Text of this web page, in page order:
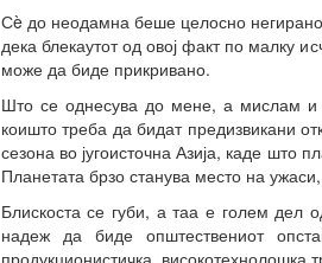
Сè до неодамна беше целосно негирано
дека блекаутот од овој факт по малку
може да биде прикривано.
Што се однесува до мене, а мислам и
коишто треба да бидат предизвикани
сезона во југоисточна Азија, каде што
Планетата брзо станува место на
Блискоста се губи, а таа е голем дел
надеж да биде општествениот